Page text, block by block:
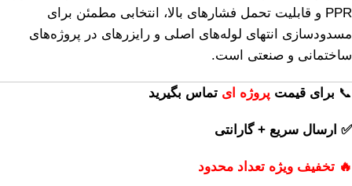
PPR و قابلیت تحمل فشارهای بالا، انتخابی مطمئن برای
مسدودسازی انتهای لوله‌های اصلی و رایزرهای در پروژه‌های
ساختمانی و صنعتی است.
📞 برای قیمت پروژه ای تماس بگیرید
✅ ارسال سریع + گارانتی
🔥 تخفیف ویژه تعداد محدود